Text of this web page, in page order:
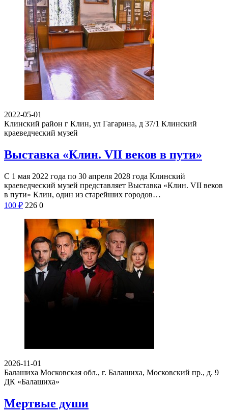
2022-05-01
Клинский район г Клин, ул Гагарина, д 37/1 Клинский
краеведческий музей
Выставка «Клин. VII веков в пути»
С 1 мая 2022 года по 30 апреля 2028 года Клинский
краеведческий музей представляет Выставка «Клин. VII веков
в пути» Клин, один из старейших городов…
100 ₽ 226 0
2026-11-01
Балашиха Московская обл., г. Балашиха, Московский пр., д. 9
ДК «Балашиха»
Мертвые души